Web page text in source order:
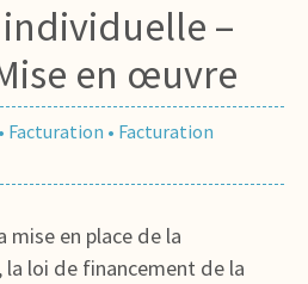
–
en œuvre
• Facturation • Facturation
mise en place de la
loi de financement de la